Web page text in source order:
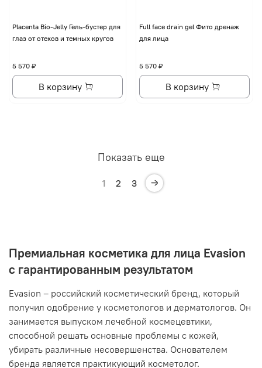
Placenta Bio-Jelly Гель-бустер для
глаз от отеков и темных кругов
5 570 ₽
В корзину
Full face drain gel Фито дренаж
для лица
5 570 ₽
В корзину
Показать еще
1 2 3
Премиальная косметика для лица Evasion
с гарантированным результатом
Evasion – российский косметический бренд, который
получил одобрение у косметологов и дерматологов. Он
занимается выпуском лечебной космецевтики,
способной решать основные проблемы с кожей,
убирать различные несовершенства. Основателем
бренда является практикующий косметолог.